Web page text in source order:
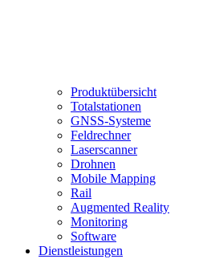
Produktübersicht
Totalstationen
GNSS-Systeme
Feldrechner
Laserscanner
Drohnen
Mobile Mapping
Rail
Augmented Reality
Monitoring
Software
Dienstleistungen